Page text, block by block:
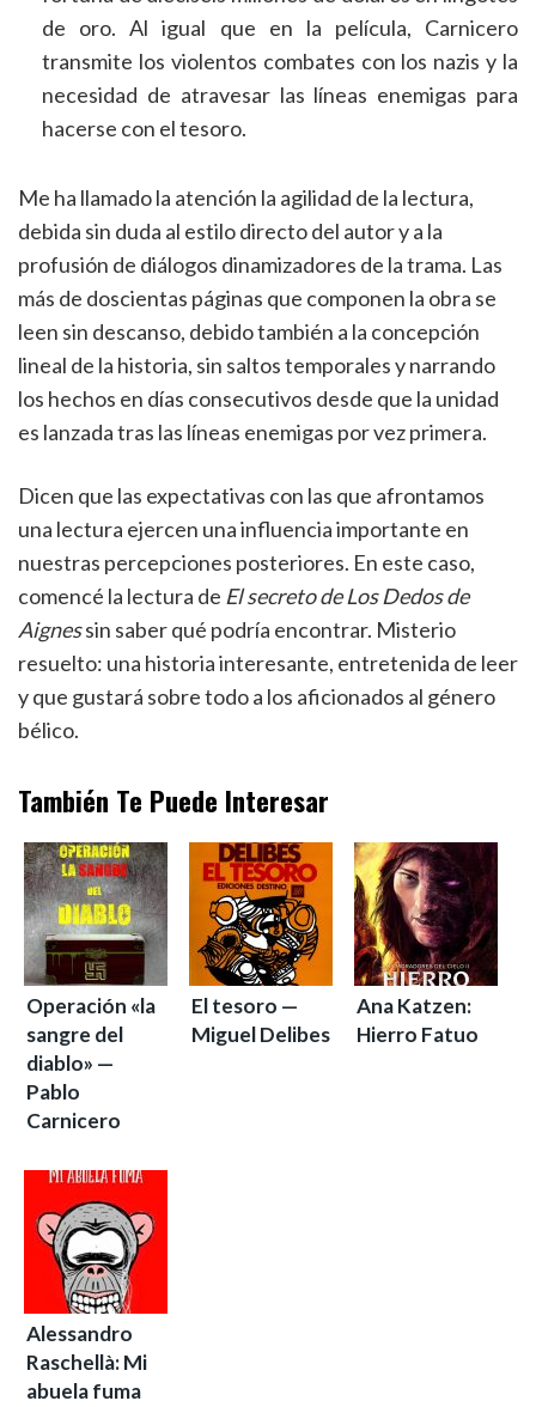
de oro. Al igual que en la película, Carnicero
transmite los violentos combates con los nazis y la
necesidad de atravesar las líneas enemigas para
hacerse con el tesoro.
Me ha llamado la atención la agilidad de la lectura,
debida sin duda al estilo directo del autor y a la
profusión de diálogos dinamizadores de la trama. Las
más de doscientas páginas que componen la obra se
leen sin descanso, debido también a la concepción
lineal de la historia, sin saltos temporales y narrando
los hechos en días consecutivos desde que la unidad
es lanzada tras las líneas enemigas por vez primera.
Dicen que las expectativas con las que afrontamos
una lectura ejercen una influencia importante en
nuestras percepciones posteriores. En este caso,
comencé la lectura de El secreto de Los Dedos de
Aignessin saber qué podría encontrar. Misterio
resuelto: una historia interesante, entretenida de leer
y que gustará sobre todo a los aficionados al género
bélico.
También Te Puede Interesar
Operación «la
sangre del
diablo» —
Pablo
Carnicero
El tesoro —
Miguel Delibes
Ana Katzen:
Hierro Fatuo
Alessandro
Raschellà: Mi
abuela fuma